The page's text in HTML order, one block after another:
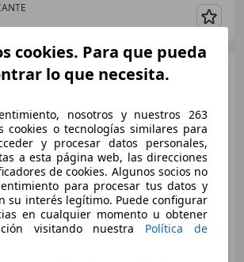
BMW 118118dA Business
€ 20.900
Buen
precio
km Diésel
110 kW (150 CV)
cookies. Para que pueda
lo que necesita.
nosotros y nuestros 263
cookies o tecnologías similares para
y procesar datos personales,
a esta página web, las direcciones
de cookies. Algunos socios no
para procesar tus datos y
su interés legítimo. Puede configurar
en cualquier momento u obtener
visitando nuestra Política de